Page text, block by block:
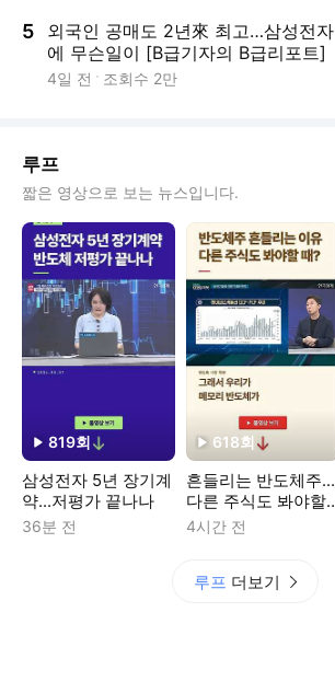
5
외국인 공매도 2년來 최고…삼성전자
에 무슨일이 [B급기자의 B급리포트]
4일 전 조회수 2만
루프
짧은 영상으로 보는 뉴스입니다.
819회
삼성전자 5년 장기계
약...저평가 끝나나
36분 전
618회
흔들리는 반도체주...
다른 주식도 봐야할
때?
4시간 전
루프 더보기